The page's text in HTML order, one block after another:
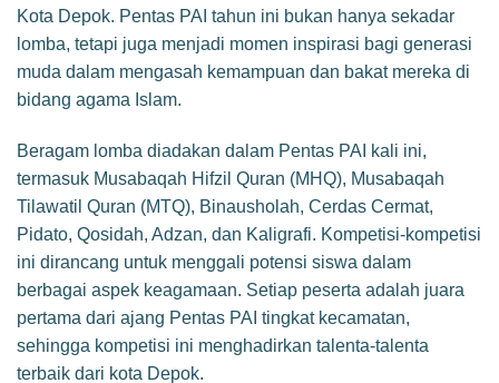
Kota Depok. Pentas PAI tahun ini bukan hanya sekadar
lomba, tetapi juga menjadi momen inspirasi bagi generasi
muda dalam mengasah kemampuan dan bakat mereka di
bidang agama Islam.
Beragam lomba diadakan dalam Pentas PAI kali ini,
termasuk Musabaqah Hifzil Quran (MHQ), Musabaqah
Tilawatil Quran (MTQ), Binausholah, Cerdas Cermat,
Pidato, Qosidah, Adzan, dan Kaligrafi. Kompetisi-kompetisi
ini dirancang untuk menggali potensi siswa dalam
berbagai aspek keagamaan. Setiap peserta adalah juara
pertama dari ajang Pentas PAI tingkat kecamatan,
sehingga kompetisi ini menghadirkan talenta-talenta
terbaik dari kota Depok.